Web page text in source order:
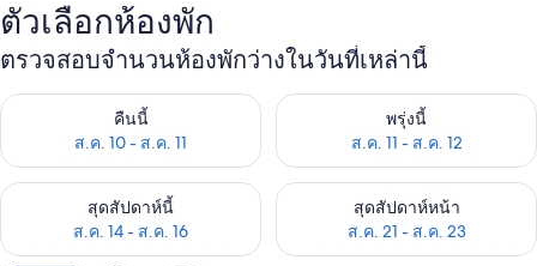
ตัวเลือกห้องพัก
ตรวจสอบจำนวนห้องพักว่างในวันที่เหล่านี้
คืนนี้
ส.ค. 10 - ส.ค. 11
ตรวจสอบจำนวนห้องพักว่างในคืนนี้ ส.ค. 10 - ส.ค. 11
พรุ่งนี้
ส.ค. 11 - ส.ค. 12
ตรวจสอบจำนวนห้องพักว่างในพ
สุดสัปดาห์นี้
ส.ค. 14 - ส.ค. 16
ตรวจสอบจำนวนห้องพักว่างในสุดสัปดาห์นี้ ส.ค. 14 - ส.ค. 16
สุดสัปดาห์หน้า
ส.ค. 21 - ส.ค. 23
ตรวจสอบจำนวนห้องพักว่างใน